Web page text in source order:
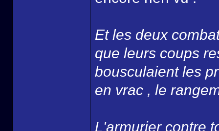
Et les deux
que leurs coups
bousculaient les
en vrac , le
L'armurier contre